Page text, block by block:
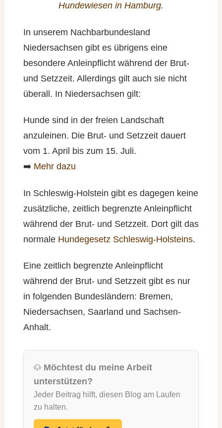
Hundewiesen in Hamburg.
In unserem Nachbarbundesland
Niedersachsen gibt es übrigens eine
besondere Anleinpflicht während der Brut-
und Setzzeit. Allerdings gilt auch sie nicht
überall. In Niedersachsen gilt:
Hunde sind in der freien Landschaft
anzuleinen. Die Brut- und Setzzeit dauert
vom 1. April bis zum 15. Juli.
➡️ Mehr dazu
In Schleswig-Holstein gibt es dagegen keine
zusätzliche, zeitlich begrenzte Anleinpflicht
während der Brut- und Setzzeit. Dort gilt das
normale Hundegesetz Schleswig-Holsteins.
Eine zeitlich begrenzte Anleinpflicht
während der Brut- und Setzzeit gibt es nur
in folgenden Bundesländern: Bremen,
Niedersachsen, Saarland und Sachsen-
Anhalt.
🐶 Möchtest du meine Arbeit
unterstützen?
Jeder Beitrag hilft, diesen Blog am Laufen
zu halten.